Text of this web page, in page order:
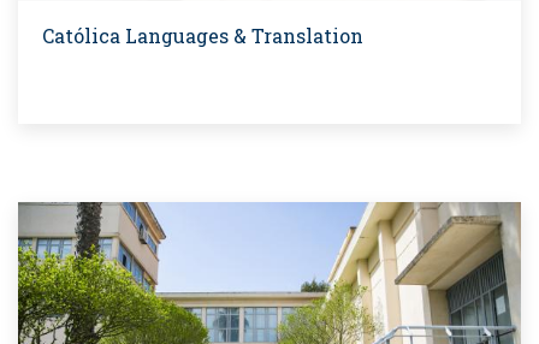
Católica Languages & Translation